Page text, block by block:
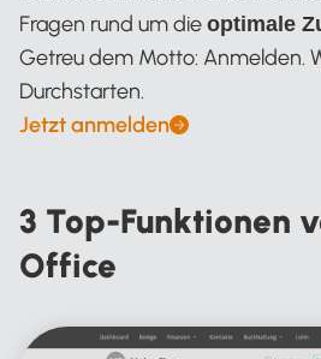
Fragen rund um die optimale
Getreu dem Motto: Anmelden.
Durchstarten.
Jetzt anmelden
3 Top-Funktionen
Office